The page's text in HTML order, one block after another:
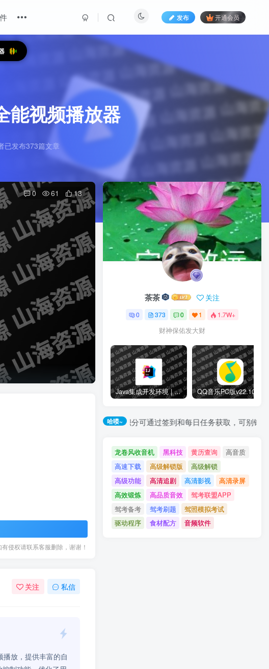
能视频播放器
已发布373篇文章
发布 开通会员
0 61 13
侵权请联系客服删除，谢谢！
关注 私信
放，提供丰富的自
茶茶 关注
0 373 0 1 1.7W+
财神保佑发大财
Java集成开发环境 | Jetbrains IntelliJ IDEA v2025.3.1.1 直装激活版
哈喽~
全站积分可通过签到和每日任务获取，可别错过哦！
龙卷风收音机 黑科技 黄历查询
高音质
高速下载
高级解锁版
高级解锁
高级功能
高清追剧 高清影视
高清录屏
高效锻炼
高品质音效
驾考联盟APP
驾考备考
驾考刷题
驾照模拟考试
驱动程序
食材配方 音频软件